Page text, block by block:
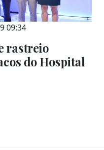
09:34
rastreio
do Hospital